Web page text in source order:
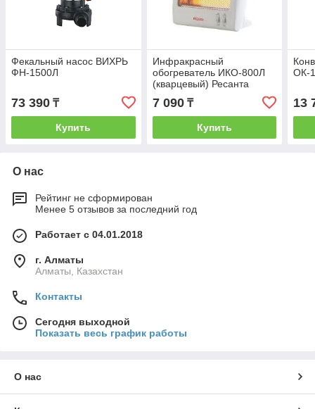
Фекальный насос ВИХРЬ
ФН-1500Л
73 390 ₸
Купить
Инфракрасный
обогреватель ИКО-800Л
(кварцевый) Ресанта
7 090₸
Купить
ОК-
13
О нас
Рейтинг не сформирован
Менее 5 отзывов за последний год
Работает с 04.01.2018
г. Алматы
Алматы, Казахстан
Контакты
Сегодня выходной
Показать весь график работы
О нас